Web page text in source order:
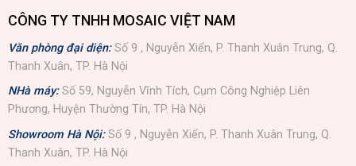
CÔNG TY TNHH MOSAIC VIỆT NAM
Văn phòng đại diện:Số 9 , Nguyễn Xiển, P. Thanh Xuân Trung, Q.
Thanh Xuân, TP. Hà Nội
NHà máy: Số 59, Nguyễn Vĩnh Tích, Cụm Công Nghiệp Liên
Phương, Huyện Thường Tín, TP. Hà Nội
Showroom Hà Nội: Số 9 , Nguyễn Xiển, P. Thanh Xuân Trung, Q.
Thanh Xuân, TP. Hà Nội